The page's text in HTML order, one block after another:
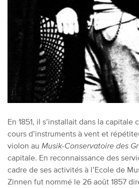
En 1851, il s’installait dans la capitale
cours d’instruments à vent et
violon au Musik-Conservatoire des
capitale. En reconnaissance des servi
cadre de ses activités à l’Ecole de
Zinnen fut nommé le 26 août 1857